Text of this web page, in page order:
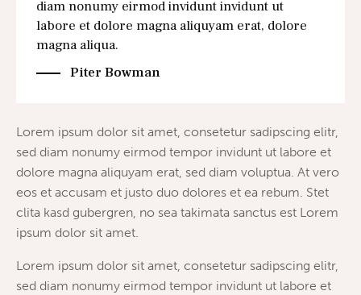
diam nonumy eirmod invidunt invidunt ut
labore et dolore magna aliquyam erat, dolore
magna aliqua.
Piter Bowman
Lorem ipsum dolor sit amet, consetetur sadipscing elitr,
sed diam nonumy eirmod tempor invidunt ut labore et
dolore magna aliquyam erat, sed diam voluptua. At vero
eos et accusam et justo duo dolores et ea rebum. Stet
clita kasd gubergren, no sea takimata sanctus est Lorem
ipsum dolor sit amet.
Lorem ipsum dolor sit amet, consetetur sadipscing elitr,
sed diam nonumy eirmod tempor invidunt ut labore et